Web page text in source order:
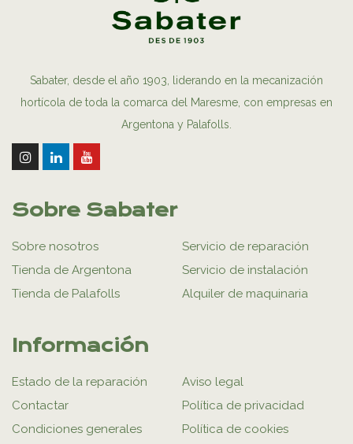
Sabater, desde el año 1903, liderando en la mecanización
hortícola de toda la comarca del Maresme, con empresas en
Argentona y Palafolls.
Sobre Sabater
Sobre nosotros
Tienda de Argentona
Tienda de Palafolls
Servicio de reparación
Servicio de instalación
Alquiler de maquinaria
Información
Estado de la reparación
Contactar
Condiciones generales
Aviso legal
Política de privacidad
Política de cookies